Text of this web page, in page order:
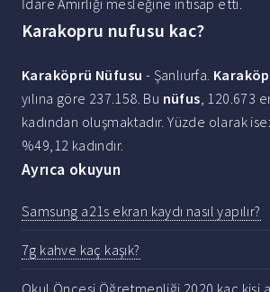
İdare Amirliği mesleğine intisap etti.
Karakopru nufusu kac?
Karaköprü Nüfusu - Şanlıurfa.
yılına göre 237.158. Bu nüfus, 120.673
kadından oluşmaktadır. Yüzde olarak
%49,12 kadındır.
Ayrıca okuyun
Samsung a21s ekran kaydı nasıl yapılır?
7g kahve kaç kaşık?
Okul Öncesi Öğretmenliği 2020 kaç kişi